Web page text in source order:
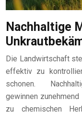
Nachhaltige
Die Landwirtschaft
effektiv zu
schonen.
gewinnen
zu chemischen